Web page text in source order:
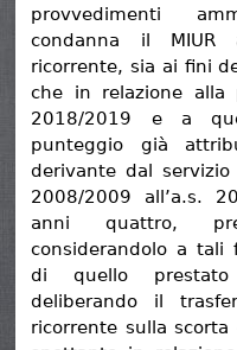
provvedimenti
condanna il
ricorrente, sia ai fini
che in relazione alla
2018/2019 e a
punteggio già
derivante dal servizio
2008/2009 all’a.s.
anni quattro,
considerandolo a tali
di quello
deliberando il
ricorrente sulla